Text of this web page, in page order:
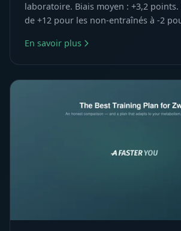
laboratoire. Biais moyen : +3,2 points.
de +12 pour les non-entraînés à -2
En savoir plus